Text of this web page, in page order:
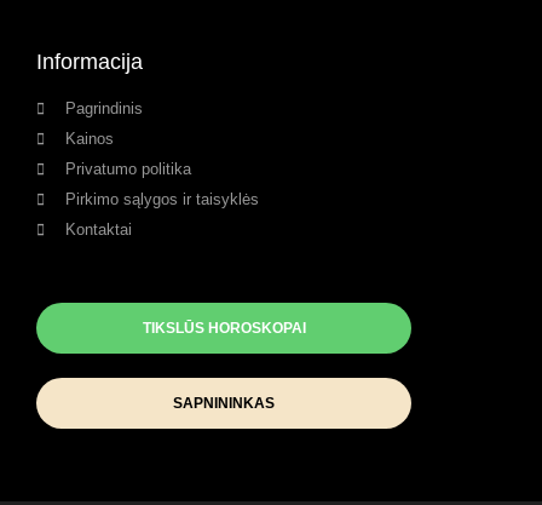
Informacija
Pagrindinis
Kainos
Privatumo politika
Pirkimo sąlygos ir taisyklės
Kontaktai
TIKSLŪS HOROSKOPAI
SAPNININKAS